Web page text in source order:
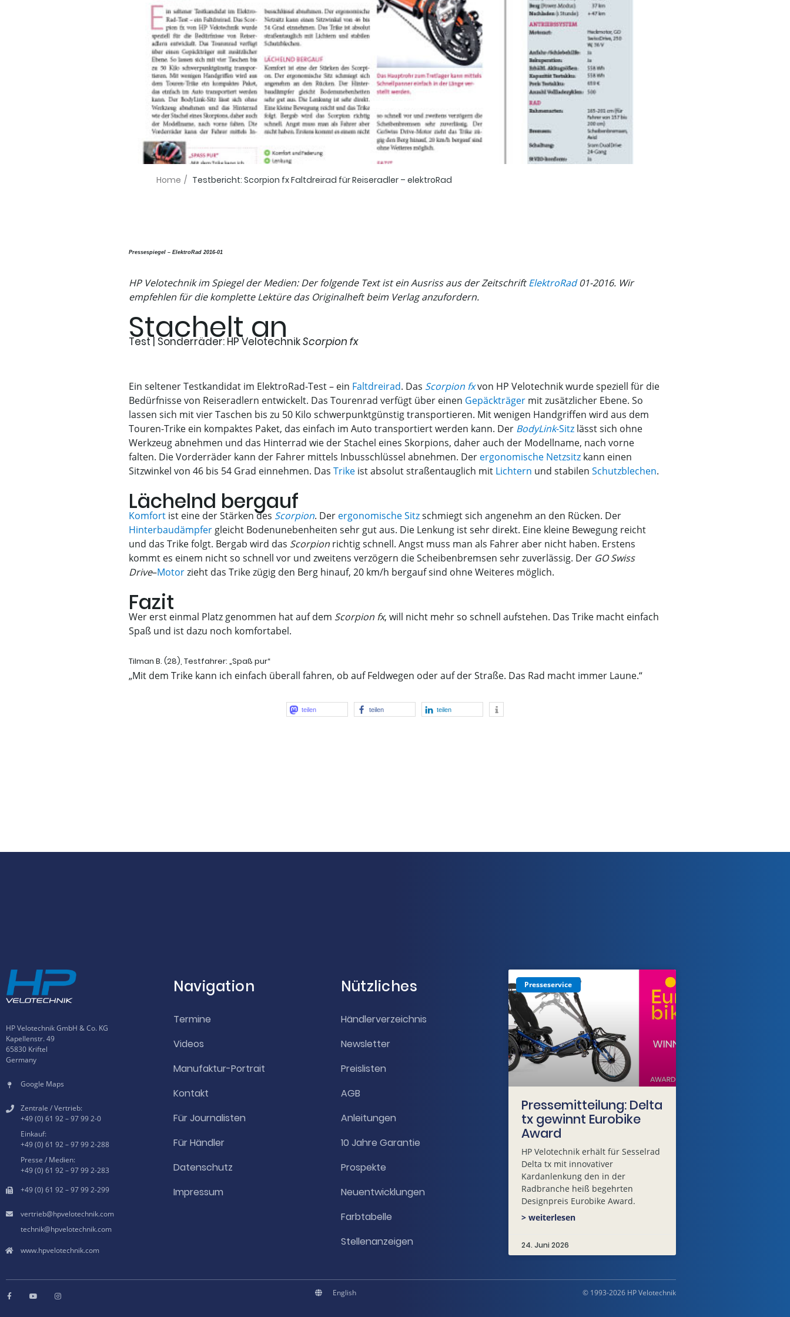
Home / Testbericht: Scorpion fx Faltdreirad für Reiseradler – elektroRad
Pressespiegel – ElektroRad 2016-01
HP Velotechnik im Spiegel der Medien: Der folgende Text ist ein Ausriss aus der ZeitschriftElektroRad01-2016. Wir
empfehlen für die komplette Lektüre das Originalheft beim Verlag anzufordern.
Stachelt an
Test | Sonderräder: HP VelotechnikScorpion fx
Ein seltener Testkandidat im ElektroRad-Test – ein Faltdreirad. Das Scorpion fxvon HP Velotechnik wurde speziell für die
Bedürfnisse von Reiseradlern entwickelt. Das Tourenrad verfügt über einen Gepäckträgermit zusätzlicher Ebene. So
lassen sich mit vier Taschen bis zu 50 Kilo schwerpunktgünstig transportieren. Mit wenigen Handgriffen wird aus dem
Touren-Trike ein kompaktes Paket, das einfach im Auto transportiert werden kann. Der BodyLink-Sitzlässt sich ohne
Werkzeug abnehmen und das Hinterrad wie der Stachel eines Skorpions, daher auch der Modellname, nach vorne
falten. Die Vorderräder kann der Fahrer mittels Inbusschlüssel abnehmen. Der ergonomische Netzsitzkann einen
Sitzwinkel von 46 bis 54 Grad einnehmen. Das Trikeist absolut straßentauglich mit Lichtern und stabilen Schutzblechen.
Lächelnd bergauf
Komfortist eine der Stärken des Scorpion. Der ergonomische Sitzschmiegt sich angenehm an den Rücken. Der
Hinterbaudämpfergleicht Bodenunebenheiten sehr gut aus. Die Lenkung ist sehr direkt. Eine kleine Bewegung reicht
und das Trike folgt. Bergab wird das Scorpionrichtig schnell. Angst muss man als Fahrer aber nicht haben. Erstens
kommt es einem nicht so schnell vor und zweitens verzögern die Scheibenbremsen sehr zuverlässig. Der GO Swiss
Drive–Motorzieht das Trike zügig den Berg hinauf, 20 km/h bergauf sind ohne Weiteres möglich.
Fazit
Wer erst einmal Platz genommen hat auf dem Scorpion fx, will nicht mehr so schnell aufstehen. Das Trike macht einfach
Spaß und ist dazu noch komfortabel.
Tilman B. (28), Testfahrer: „Spaß pur“
„Mit dem Trike kann ich einfach überall fahren, ob auf Feldwegen oder auf der Straße. Das Rad macht immer Laune.“
teilen teilen teilen
HP Velotechnik GmbH & Co. KG
Kapellenstr. 49
65830 Kriftel
Germany
Google Maps
Zentrale / Vertrieb:
+49 (0) 61 92 – 97 99 2-0
Einkauf:
+49 (0) 61 92 – 97 99 2-288
Presse / Medien:
+49 (0) 61 92 – 97 99 2-283
+49 (0) 61 92 – 97 99 2-299
hpvelotechnik.com
hpvelotechnik.com
www.hpvelotechnik.com
Navigation
Termine
Videos
Manufaktur-Portrait
Kontakt
Für Journalisten
Für Händler
Datenschutz
Impressum
Nützliches
Händlerverzeichnis
Newsletter
Preislisten
AGB
Anleitungen
10 Jahre Garantie
Prospekte
Neuentwicklungen
Farbtabelle
Stellenanzeigen
Presseservice
Pressemitteilung: Delta
tx gewinnt Eurobike
Award
HP Velotechnik erhält für Sesselrad
Delta tx mit innovativer
Kardanlenkung den in der
Radbranche heiß begehrten
Designpreis Eurobike Award.
> weiterlesen
24. Juni 2026
F
a
Y
o
I
n
English © 1993-2026 HP Velotechnik